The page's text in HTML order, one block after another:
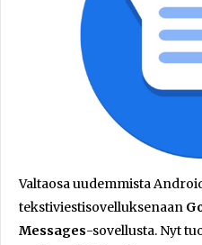
Valtaosa uudemmista
tekstiviestisovelluksenaan
Messages-sovellusta. Nyt